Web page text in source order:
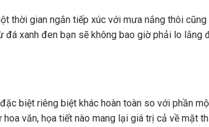
thời gian ngắn tiếp xúc với mưa nắng thôi
đá xanh đen bạn sẽ không bao giờ phải lo lắng
biệt riêng biệt khác hoàn toàn so với phần
văn, họa tiết nào mang lại giá trị cả về mặt